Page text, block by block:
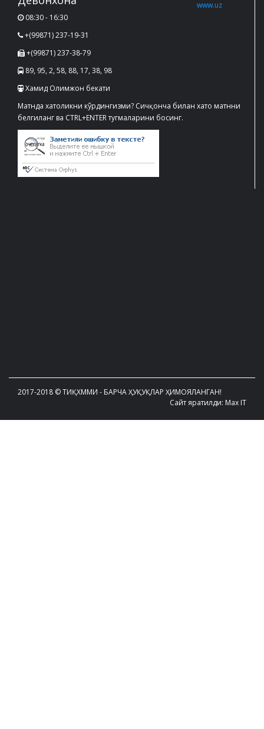
08:30 - 16:30
+(99871) 237-19-31
+(99871) 237-38-79
89, 95, 2, 58, 88, 17, 38, 98
Хамид Олимжон бекати
Матнда хатоликни кўрдингизми? Сичқонча билан хато матнни
белгиланг ва CTRL+ENTER тугмаларини босинг.
2017-2018 © ТИҚХММИ - БАРЧА ҲУҚУҚЛАР ҲИМОЯЛАНГАН!
Сайт яратилди: Max IT